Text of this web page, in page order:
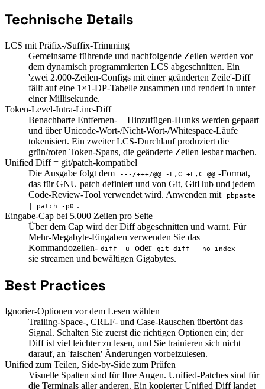
Technische Details
LCS mit Präfix-/Suffix-Trimming
Gemeinsame führende und nachfolgende Zeilen werden vor
dem dynamisch programmierten LCS abgeschnitten. Ein
'zwei 2.000-Zeilen-Configs mit einer geänderten Zeile'-Diff
fällt auf eine 1×1-DP-Tabelle zusammen und rendert in unter
einer Millisekunde.
Token-Level-Intra-Line-Diff
Benachbarte Entfernen- + Hinzufügen-Hunks werden gepaart
und über Unicode-Wort-/Nicht-Wort-/Whitespace-Läufe
tokenisiert. Ein zweiter LCS-Durchlauf produziert die
grün/roten Token-Spans, die geänderte Zeilen lesbar machen.
Unified Diff = git/patch-kompatibel
Die Ausgabe folgt dem
---/+++/@@ -L,C +L,C @@ -Format,
das für GNU patch definiert und von Git, GitHub und jedem
Code-Review-Tool verwendet wird. Anwenden mit
pbpaste
| patch -p0 .
Eingabe-Cap bei 5.000 Zeilen pro Seite
Über dem Cap wird der Diff abgeschnitten und warnt. Für
Mehr-Megabyte-Eingaben verwenden Sie das
Kommandozeilen- diff -u oder git diff --no-index
—
sie streamen und bewältigen Gigabytes.
Best Practices
Ignorier-Optionen vor dem Lesen wählen
Trailing-Space-, CRLF- und Case-Rauschen übertönt das
Signal. Schalten Sie zuerst die richtigen Optionen ein; der
Diff ist viel leichter zu lesen, und Sie trainieren sich nicht
darauf, an 'falschen' Änderungen vorbeizulesen.
Unified zum Teilen, Side-by-Side zum Prüfen
Visuelle Spalten sind für Ihre Augen. Unified-Patches sind für
die Terminals aller anderen. Ein kopierter Unified Diff landet